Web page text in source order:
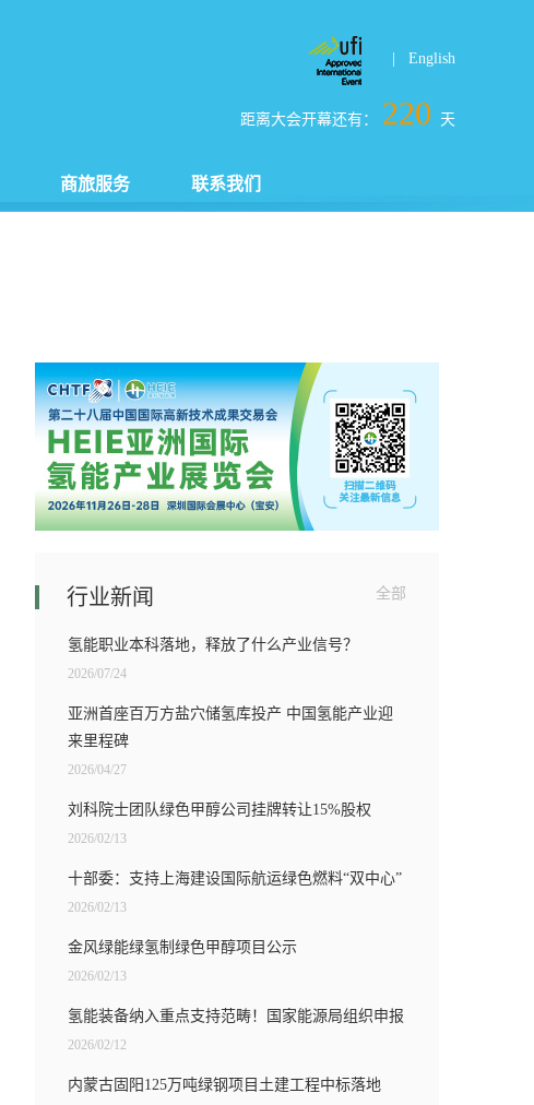
| English
距离大会开幕还有： 220 天
商旅服务 联系我们
行业新闻 全部
氢能职业本科落地，释放了什么产业信号？
2026/07/24
亚洲首座百万方盐穴储氢库投产 中国氢能产业迎
来里程碑
2026/04/27
刘科院士团队绿色甲醇公司挂牌转让15%股权
2026/02/13
十部委：支持上海建设国际航运绿色燃料“双中心”
2026/02/13
金风绿能绿氢制绿色甲醇项目公示
2026/02/13
氢能装备纳入重点支持范畴！国家能源局组织申报
2026/02/12
内蒙古固阳125万吨绿钢项目土建工程中标落地